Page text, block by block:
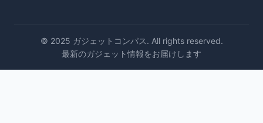
© 2025 ガジェットコンパス. All rights reserved.
最新のガジェット情報をお届けします